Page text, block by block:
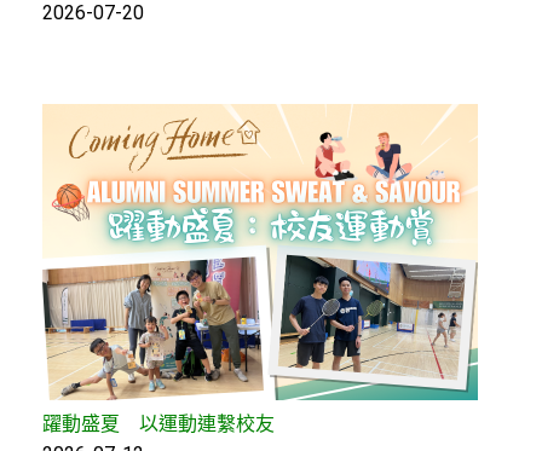
2026-07-20
躍動盛夏 以運動連繫校友